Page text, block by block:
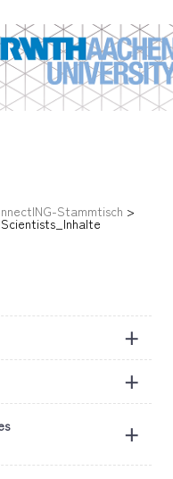
Stammtisch >
+
+
+